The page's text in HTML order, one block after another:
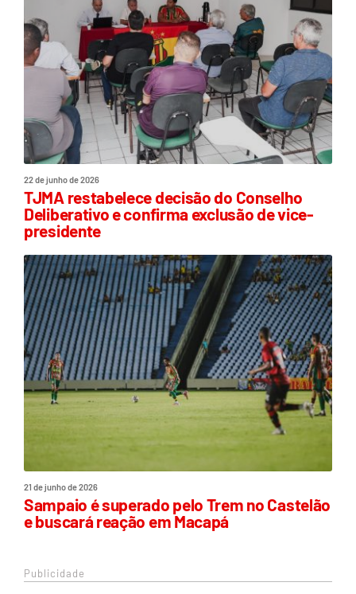
22 de junho de 2026
TJMA restabelece decisão do Conselho
Deliberativo e confirma exclusão de vice-
presidente
21 de junho de 2026
Sampaio é superado pelo Trem no Castelão
e buscará reação em Macapá
Publicidade